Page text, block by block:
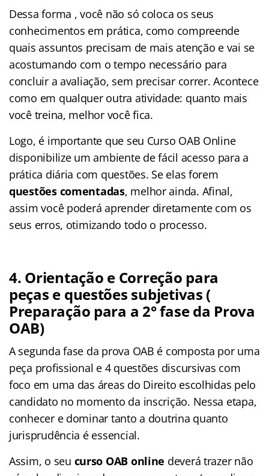
Dessa forma , você não só coloca os seus
conhecimentos em prática, como compreende
quais assuntos precisam de mais atenção e vai se
acostumando com o tempo necessário para
concluir a avaliação, sem precisar correr. Acontece
como em qualquer outra atividade: quanto mais
você treina, melhor você fica.
Logo, é importante que seu Curso OAB Online
disponibilize um ambiente de fácil acesso para a
prática diária com questões. Se elas forem
questões comentadas, melhor ainda. Afinal,
assim você poderá aprender diretamente com os
seus erros, otimizando todo o processo.
4. Orientação e Correção para
peças e questões subjetivas (
Preparação para a 2° fase da Prova
OAB)
A segunda fase da prova OAB é composta por uma
peça profissional e 4 questões discursivas com
foco em uma das áreas do Direito escolhidas pelo
candidato no momento da inscrição. Nessa etapa,
conhecer e dominar tanto a doutrina quanto
jurisprudência é essencial.
Assim, o seu curso OAB online deverá trazer não